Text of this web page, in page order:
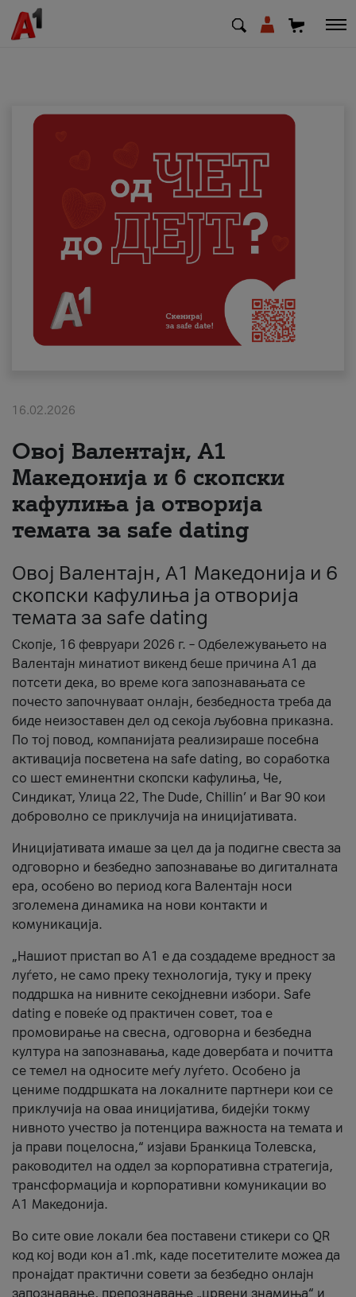
Деловни
Поддршка
Надополни кредит
Плати сметка
#ПодобарОнлајн
16.02.2026
Овој Валентајн, A1
Македонија и 6 скопски
кафулиња ја отворија
темата за safe dating
Овој Валентајн, A1 Македонија и 6
скопски кафулиња ја отворија
темата за safe dating
Скопје, 16 февруари 2026 г. – Одбележувањето на
Валентајн минатиот викенд беше причина А1 да
потсети дека, во време кога запознавањата се
почесто започнуваат онлајн, безбедноста треба да
биде неизоставен дел од секоја љубовна приказна.
По тој повод, компанијата реализираше посебна
активација посветена на safe dating, во соработка
со шест еминентни скопски кафулиња, Че,
Синдикат, Улица 22, The Dude, Chillin’ и Bar 90 кои
доброволно се приклучија на иницијативата.
Иницијативата имаше за цел да ја подигне свеста за
одговорно и безбедно запознавање во дигиталната
ера, особено во период кога Валентајн носи
зголемена динамика на нови контакти и
комуникација.
„Нашиот пристап во А1 е да создадеме вредност за
луѓето, не само преку технологија, туку и преку
поддршка на нивните секојдневни избори. Safe
dating е повеќе од практичен совет, тоа е
промовирање на свесна, одговорна и безбедна
култура на запознавања, каде довербата и почитта
се темел на односите меѓу луѓето. Особено ја
цениме поддршката на локалните партнери кои се
приклучија на оваа иницијатива, бидејќи токму
нивното учество ја потенцира важноста на темата и
ја прави поцелосна,“ изјави Бранкица Толевска,
раководител на оддел за корпоративна стратегија,
трансформација и корпоративни комуникации во
А1 Македонија.
Во сите овие локали беа поставени стикери со QR
код кој води кон a1.mk, каде посетителите можеа да
пронајдат практични совети за безбедно онлајн
запознавање, препознавање „црвени знамиња“ и